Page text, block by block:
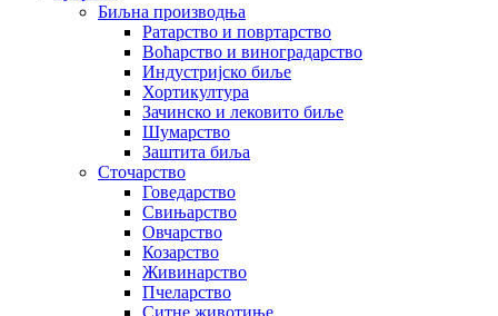
Биљна производња
Ратарство и повртарство
Воћарство и виноградарство
Индустријско биље
Хортикултура
Зачинско и лековито биље
Шумарство
Заштита биља
Сточарство
Говедарство
Свињарство
Овчарство
Козарство
Живинарство
Пчеларство
Ситне животиње